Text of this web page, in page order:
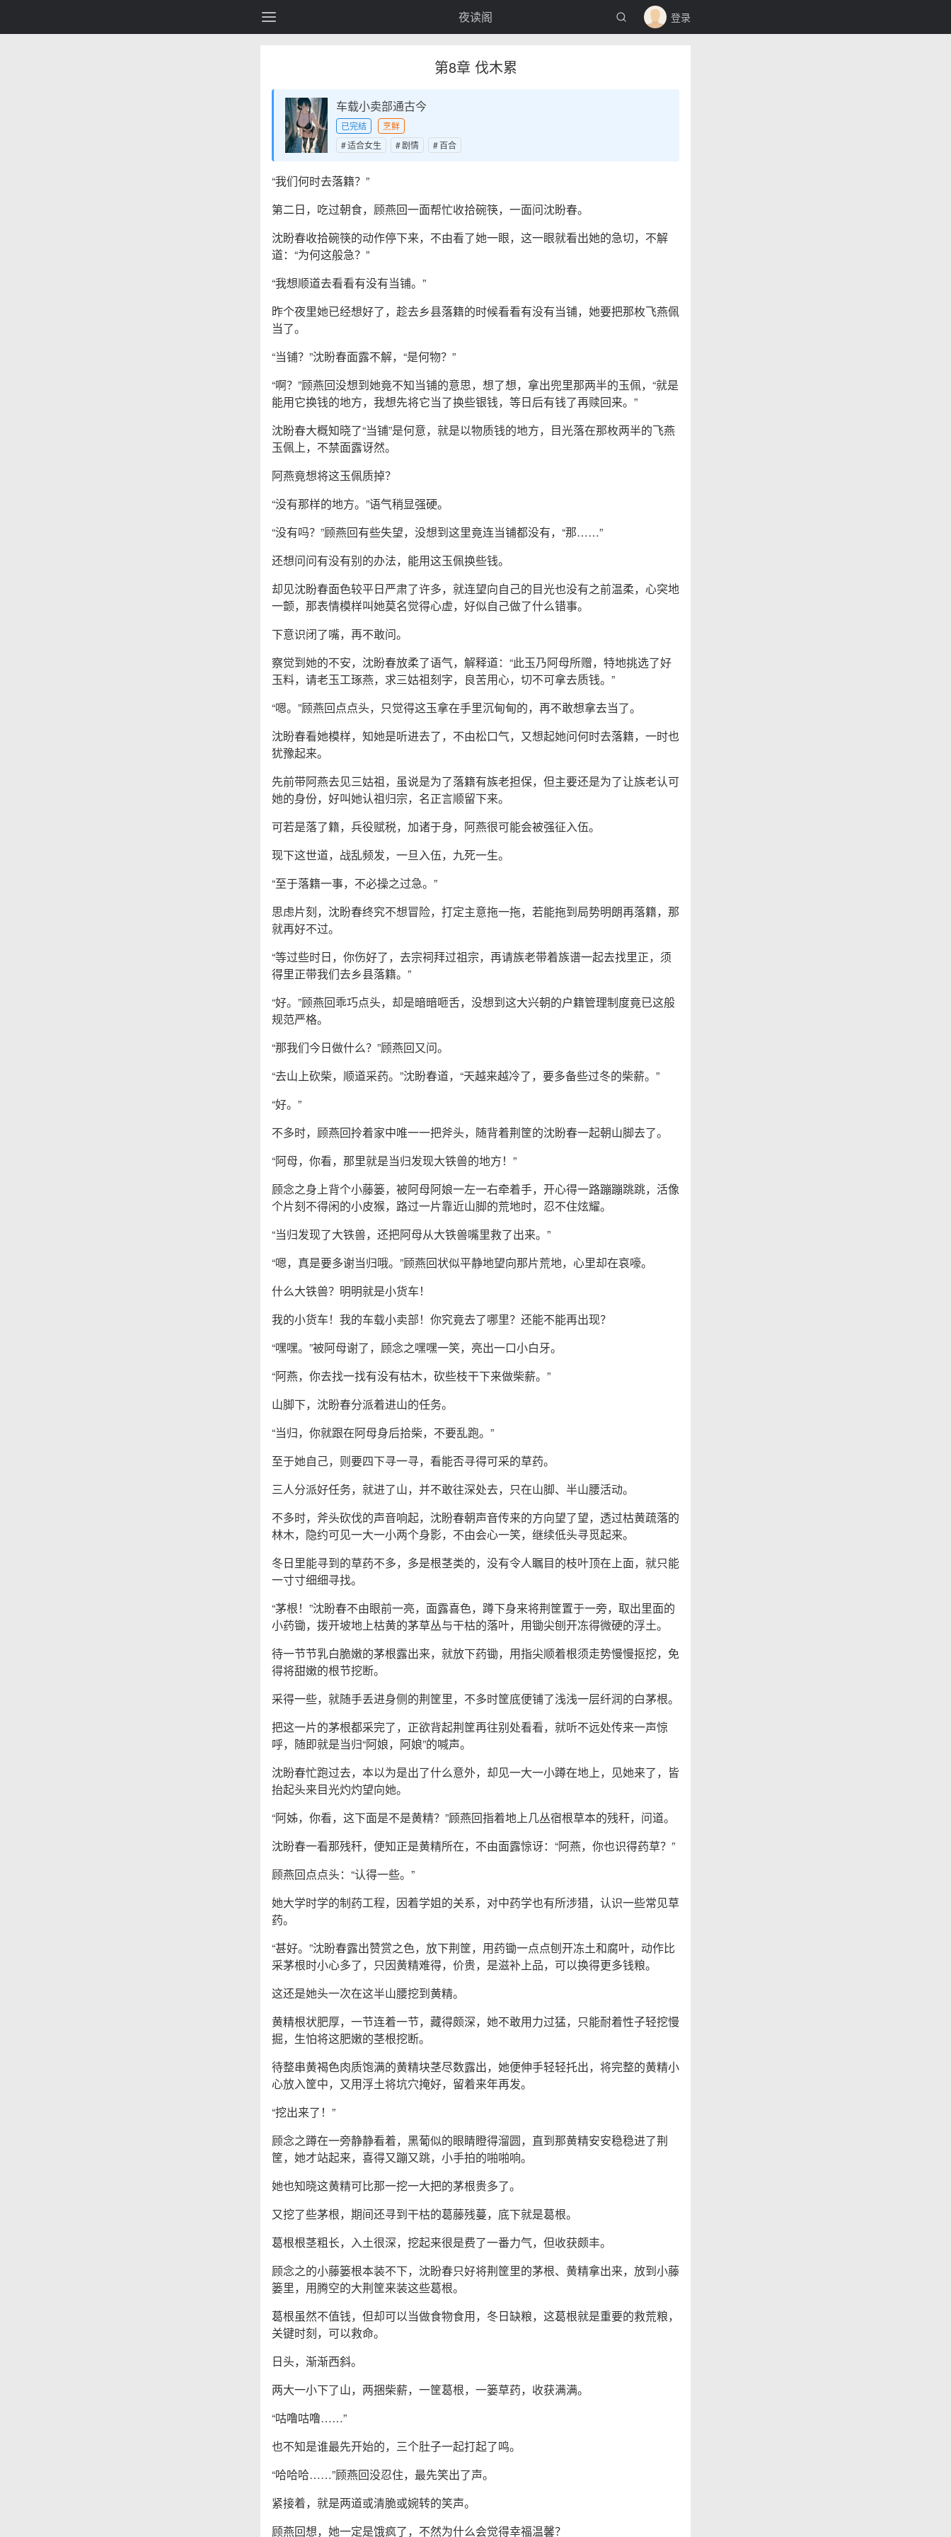
夜读阁 登录
第8章 伐木累
车载小卖部通古今
已完结
烹鲜
适合女生
剧情 百合
“我们何时去落籍？”
第二日，吃过朝食，顾燕回一面帮忙收拾碗筷，一面问沈盼春。
沈盼春收拾碗筷的动作停下来，不由看了她一眼，这一眼就看出她的急切，不解
道：“为何这般急？”
“我想顺道去看看有没有当铺。”
昨个夜里她已经想好了，趁去乡县落籍的时候看看有没有当铺，她要把那枚飞燕佩
当了。
“当铺？”沈盼春面露不解，“是何物？”
“啊？”顾燕回没想到她竟不知当铺的意思，想了想，拿出兜里那两半的玉佩，“就是
能用它换钱的地方，我想先将它当了换些银钱，等日后有钱了再赎回来。”
沈盼春大概知晓了“当铺”是何意，就是以物质钱的地方，目光落在那枚两半的飞燕
玉佩上，不禁面露讶然。
阿燕竟想将这玉佩质掉？
“没有那样的地方。”语气稍显强硬。
“没有吗？”顾燕回有些失望，没想到这里竟连当铺都没有，“那……”
还想问问有没有别的办法，能用这玉佩换些钱。
却见沈盼春面色较平日严肃了许多，就连望向自己的目光也没有之前温柔，心突地
一颤，那表情模样叫她莫名觉得心虚，好似自己做了什么错事。
下意识闭了嘴，再不敢问。
察觉到她的不安，沈盼春放柔了语气，解释道：“此玉乃阿母所赠，特地挑选了好
玉料，请老玉工琢燕，求三姑祖刻字，良苦用心，切不可拿去质钱。”
“嗯。”顾燕回点点头，只觉得这玉拿在手里沉甸甸的，再不敢想拿去当了。
沈盼春看她模样，知她是听进去了，不由松口气，又想起她问何时去落籍，一时也
犹豫起来。
先前带阿燕去见三姑祖，虽说是为了落籍有族老担保，但主要还是为了让族老认可
她的身份，好叫她认祖归宗，名正言顺留下来。
可若是落了籍，兵役赋税，加诸于身，阿燕很可能会被强征入伍。
现下这世道，战乱频发，一旦入伍，九死一生。
“至于落籍一事，不必操之过急。”
思虑片刻，沈盼春终究不想冒险，打定主意拖一拖，若能拖到局势明朗再落籍，那
就再好不过。
“等过些时日，你伤好了，去宗祠拜过祖宗，再请族老带着族谱一起去找里正，须
得里正带我们去乡县落籍。”
“好。”顾燕回乖巧点头，却是暗暗咂舌，没想到这大兴朝的户籍管理制度竟已这般
规范严格。
“那我们今日做什么？”顾燕回又问。
“去山上砍柴，顺道采药。”沈盼春道，“天越来越冷了，要多备些过冬的柴薪。”
“好。”
不多时，顾燕回拎着家中唯一一把斧头，随背着荆筐的沈盼春一起朝山脚去了。
“阿母，你看，那里就是当归发现大铁兽的地方！”
顾念之身上背个小藤篓，被阿母阿娘一左一右牵着手，开心得一路蹦蹦跳跳，活像
个片刻不得闲的小皮猴，路过一片靠近山脚的荒地时，忍不住炫耀。
“当归发现了大铁兽，还把阿母从大铁兽嘴里救了出来。”
“嗯，真是要多谢当归哦。”顾燕回状似平静地望向那片荒地，心里却在哀嚎。
什么大铁兽？明明就是小货车！
我的小货车！我的车载小卖部！你究竟去了哪里？还能不能再出现？
“嘿嘿。”被阿母谢了，顾念之嘿嘿一笑，亮出一口小白牙。
“阿燕，你去找一找有没有枯木，砍些枝干下来做柴薪。”
山脚下，沈盼春分派着进山的任务。
“当归，你就跟在阿母身后拾柴，不要乱跑。”
至于她自己，则要四下寻一寻，看能否寻得可采的草药。
三人分派好任务，就进了山，并不敢往深处去，只在山脚、半山腰活动。
不多时，斧头砍伐的声音响起，沈盼春朝声音传来的方向望了望，透过枯黄疏落的
林木，隐约可见一大一小两个身影，不由会心一笑，继续低头寻觅起来。
冬日里能寻到的草药不多，多是根茎类的，没有令人瞩目的枝叶顶在上面，就只能
一寸寸细细寻找。
“茅根！”沈盼春不由眼前一亮，面露喜色，蹲下身来将荆筐置于一旁，取出里面的
小药锄，拨开坡地上枯黄的茅草丛与干枯的落叶，用锄尖刨开冻得微硬的浮土。
待一节节乳白脆嫩的茅根露出来，就放下药锄，用指尖顺着根须走势慢慢抠挖，免
得将甜嫩的根节挖断。
采得一些，就随手丢进身侧的荆筐里，不多时筐底便铺了浅浅一层纤润的白茅根。
把这一片的茅根都采完了，正欲背起荆筐再往别处看看，就听不远处传来一声惊
呼，随即就是当归“阿娘，阿娘”的喊声。
沈盼春忙跑过去，本以为是出了什么意外，却见一大一小蹲在地上，见她来了，皆
抬起头来目光灼灼望向她。
“阿姊，你看，这下面是不是黄精？”顾燕回指着地上几丛宿根草本的残秆，问道。
沈盼春一看那残秆，便知正是黄精所在，不由面露惊讶：“阿燕，你也识得药草？”
顾燕回点点头：“认得一些。”
她大学时学的制药工程，因着学姐的关系，对中药学也有所涉猎，认识一些常见草
药。
“甚好。”沈盼春露出赞赏之色，放下荆筐，用药锄一点点刨开冻土和腐叶，动作比
采茅根时小心多了，只因黄精难得，价贵，是滋补上品，可以换得更多钱粮。
这还是她头一次在这半山腰挖到黄精。
黄精根状肥厚，一节连着一节，藏得颇深，她不敢用力过猛，只能耐着性子轻挖慢
掘，生怕将这肥嫩的茎根挖断。
待整串黄褐色肉质饱满的黄精块茎尽数露出，她便伸手轻轻托出，将完整的黄精小
心放入筐中，又用浮土将坑穴掩好，留着来年再发。
“挖出来了！”
顾念之蹲在一旁静静看着，黑葡似的眼睛瞪得溜圆，直到那黄精安安稳稳进了荆
筐，她才站起来，喜得又蹦又跳，小手拍的啪啪响。
她也知晓这黄精可比那一挖一大把的茅根贵多了。
又挖了些茅根，期间还寻到干枯的葛藤残蔓，底下就是葛根。
葛根根茎粗长，入土很深，挖起来很是费了一番力气，但收获颇丰。
顾念之的小藤篓根本装不下，沈盼春只好将荆筐里的茅根、黄精拿出来，放到小藤
篓里，用腾空的大荆筐来装这些葛根。
葛根虽然不值钱，但却可以当做食物食用，冬日缺粮，这葛根就是重要的救荒粮，
关键时刻，可以救命。
日头，渐渐西斜。
两大一小下了山，两捆柴薪，一筐葛根，一篓草药，收获满满。
“咕噜咕噜……”
也不知是谁最先开始的，三个肚子一起打起了鸣。
“哈哈哈……”顾燕回没忍住，最先笑出了声。
紧接着，就是两道或清脆或婉转的笑声。
顾燕回想，她一定是饿疯了，不然为什么会觉得幸福温馨？